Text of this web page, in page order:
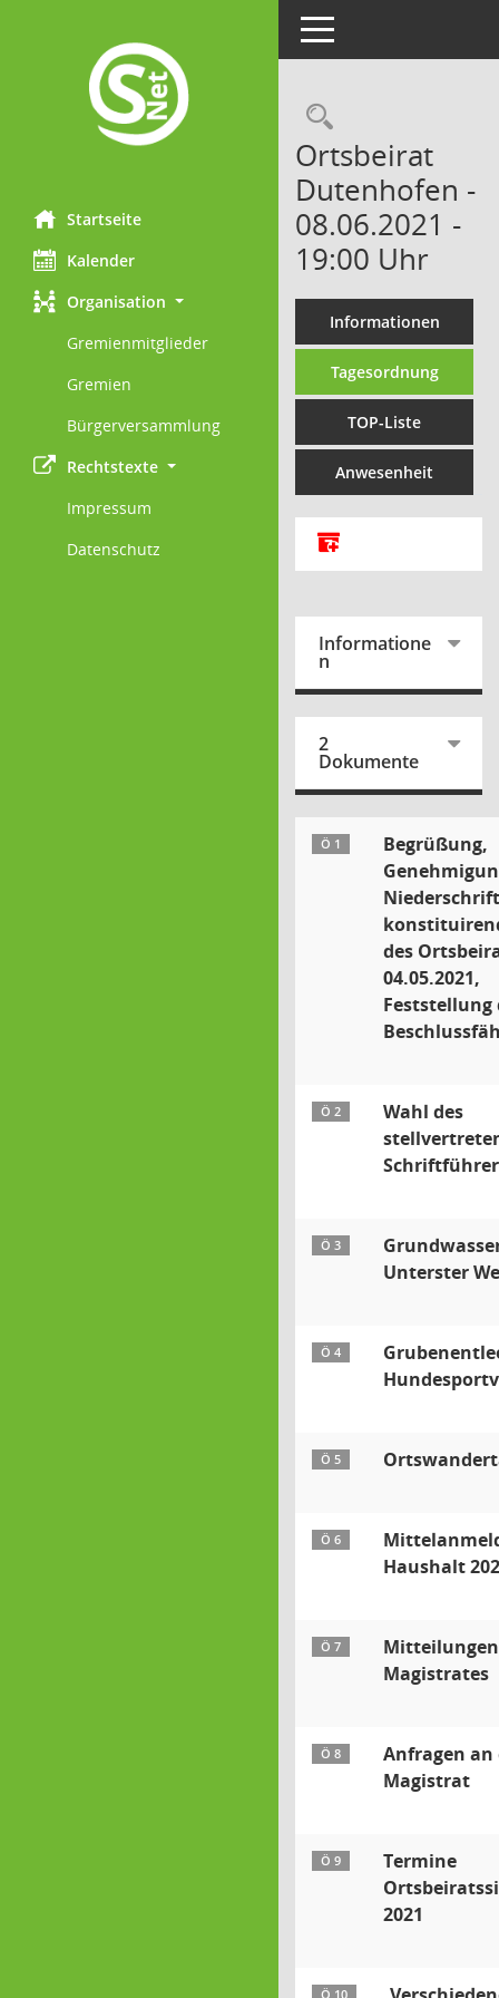
Startseite
Kalender
Organisation
Gremienmitglieder
Gremien
Bürgerversammlung
Rechtstexte
Impressum
Datenschutz
Toggle navigation
Ortsbeirat
Dutenhofen -
08.06.2021 -
19:00 Uhr
Informationen
Tagesordnung
TOP-Liste
Anwesenheit
Alle Dokumente zu
Informatione
n
2
Dokumente
Ö 1
Begrüßung,
des
04.05.2021,
Feststellung
Ö 2
Wahl des
Ö 3
Unterster
Ö 4
Ö 5
Ö 6
Haushalt
Ö 7
Magistrates
Ö 8
Anfragen an
Magistrat
Ö 9
Termine
2021
Ö 10